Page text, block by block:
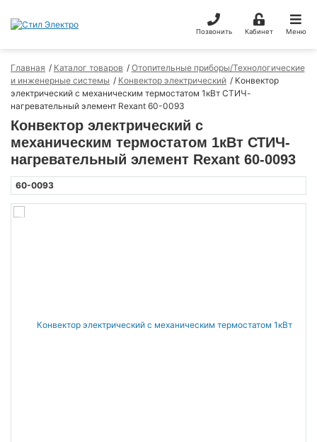
Позвонить Кабинет Меню
Главная Каталог товаров
Отопительные приборы/Технологические
и инженерные системы
Конвектор электрический
Конвектор
электрический с механическим термостатом 1кВт СТИЧ-
нагревательный элемент Rexant 60-0093
Конвектор электрический с
механическим термостатом 1кВт СТИЧ-
нагревательный элемент Rexant 60-0093
60-0093
Сезонный